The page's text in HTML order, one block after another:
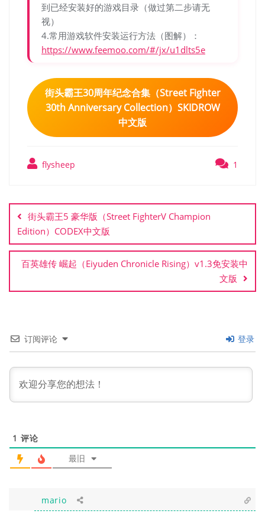
到已经安装好的游戏目录（做过第二步请无
视）
4.常用游戏软件安装运行方法（图解）：
https://www.feemoo.com/#/jx/u1dlts5e
街头霸王30周年纪念合集（Street Fighter
30th Anniversary Collection）SKIDROW
中文版
flysheep 1
章
导
航
街头霸王5 豪华版（Street FighterV Champion
Edition）CODEX中文版
百英雄传 崛起（Eiyuden Chronicle Rising）v1.3免安装中
文版
订阅评论 登录
1 评论
最旧
mario